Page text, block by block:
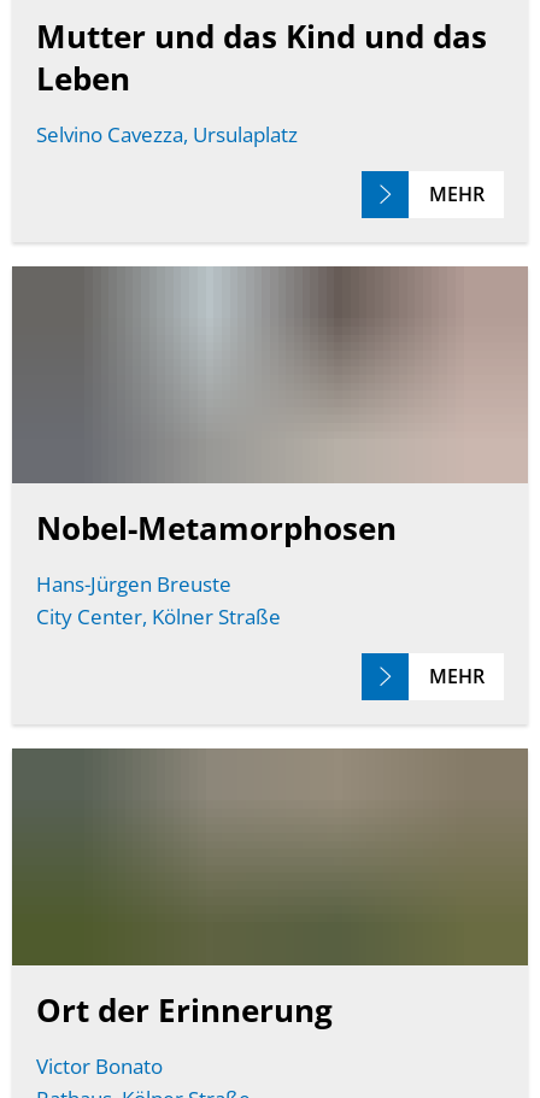
Mutter und das Kind und das
Leben
Selvino Cavezza, Ursulaplatz
MEHR
Nobel-Metamorphosen
Hans-Jürgen Breuste
City Center, Kölner Straße
MEHR
Ort der Erinnerung
Victor Bonato